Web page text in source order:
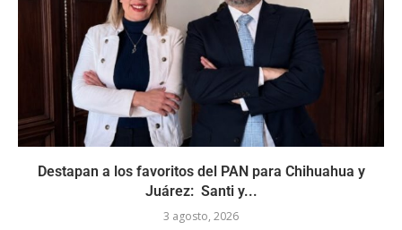
Destapan a los favoritos del PAN para Chihuahua y
Juárez: Santi y...
3 agosto, 2026